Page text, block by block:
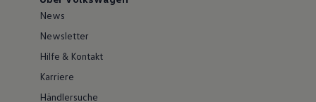
News
Newsletter
Hilfe & Kontakt
Karriere
Händlersuche